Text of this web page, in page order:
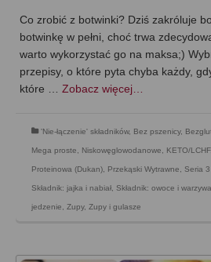
Co zrobić z botwinki? Dziś zakróluje
botwinkę w pełni, choć trwa
warto wykorzystać go na maksa;)
przepisy, o które pyta chyba każdy,
które … Zobacz więcej…
'Nie-łączenie' składników, Bez pszenicy,
Mega proste Niskowęglowodanowe, KETO/LCHF,
Proteinowa (Dukan) Przekąski Wytrawne Seria 3
Składnik: jajka i nabiał Składnik: owoce i warzywa
jedzenie Zupy, Zupy i gulasze